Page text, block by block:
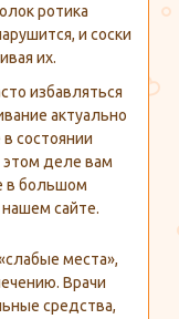
ротика
и соски
их.
избавляться
актуально
состоянии
этом деле вам
в большом
сайте.
места»,
Врачи
средства,